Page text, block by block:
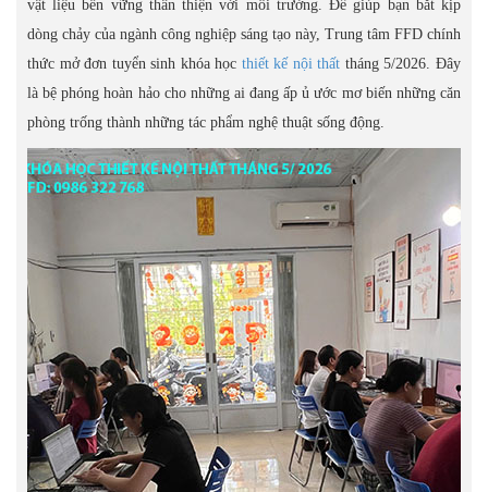
vật liệu bền vững thân thiện với môi trường. Để giúp bạn bắt kịp
dòng chảy của ngành công nghiệp sáng tạo này, Trung tâm FFD chính
thức mở đơn tuyển sinh khóa học thiết kế nội thất tháng 5/2026. Đây
là bệ phóng hoàn hảo cho những ai đang ấp ủ ước mơ biến những căn
phòng trống thành những tác phẩm nghệ thuật sống động.